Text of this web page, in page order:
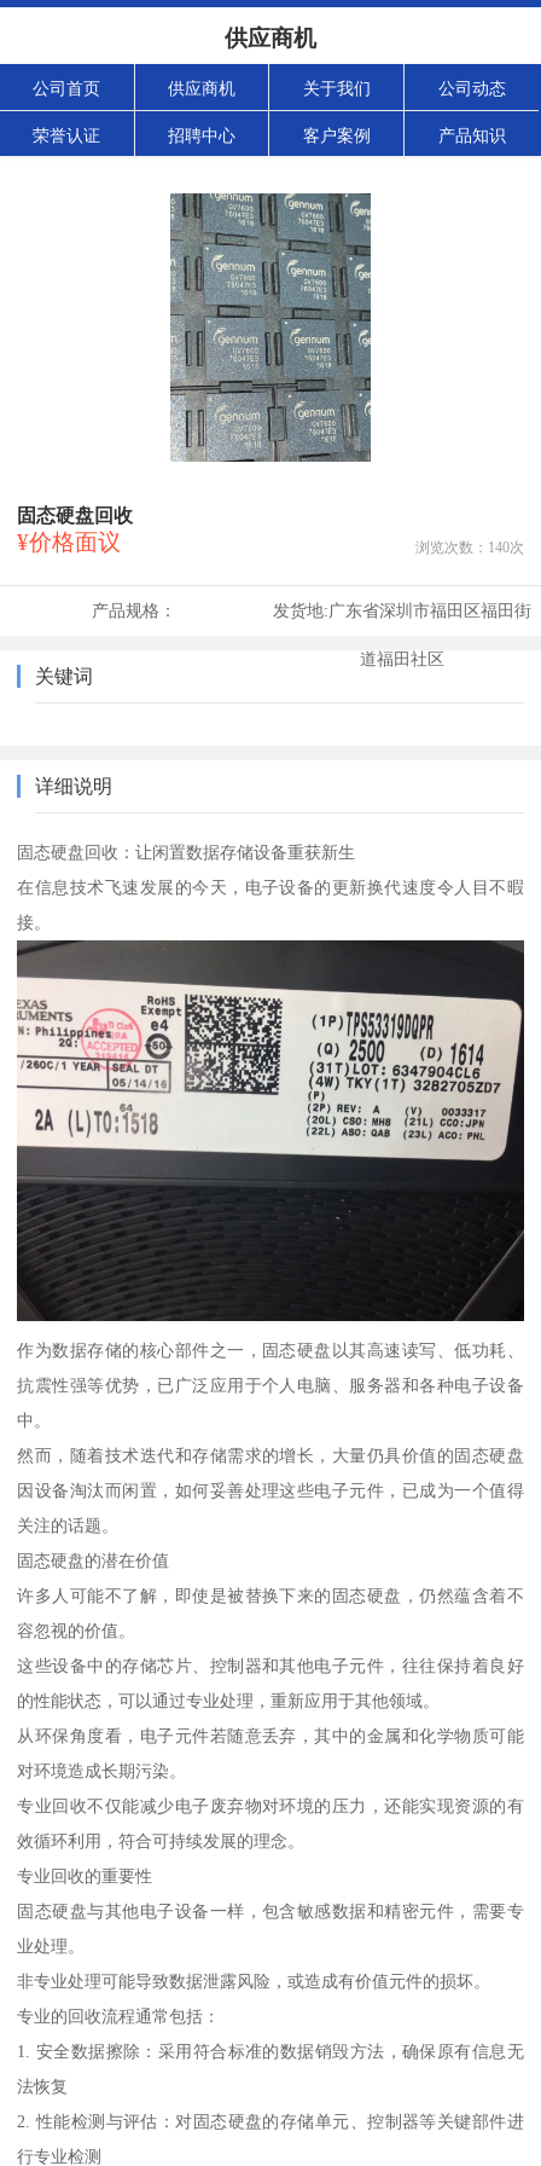
供应商机
公司首页 供应商机 关于我们 公司动态
荣誉认证 招聘中心 客户案例 产品知识
固态硬盘回收
¥价格面议 浏览次数： 140次
产品规格： 发货地:广东省深圳市福田区福田街
道福田社区
关键词
详细说明
固态硬盘回收：让闲置数据存储设备重获新生
在信息技术飞速发展的今天，电子设备的更新换代速度令人目不暇
接。
作为数据存储的核心部件之一，固态硬盘以其高速读写、低功耗、
抗震性强等优势，已广泛应用于个人电脑、服务器和各种电子设备
中。
然而，随着技术迭代和存储需求的增长，大量仍具价值的固态硬盘
因设备淘汰而闲置，如何妥善处理这些电子元件，已成为一个值得
关注的话题。
固态硬盘的潜在价值
许多人可能不了解，即使是被替换下来的固态硬盘，仍然蕴含着不
容忽视的价值。
这些设备中的存储芯片、控制器和其他电子元件，往往保持着良好
的性能状态，可以通过专业处理，重新应用于其他领域。
从环保角度看，电子元件若随意丢弃，其中的金属和化学物质可能
对环境造成长期污染。
专业回收不仅能减少电子废弃物对环境的压力，还能实现资源的有
效循环利用，符合可持续发展的理念。
专业回收的重要性
固态硬盘与其他电子设备一样，包含敏感数据和精密元件，需要专
业处理。
非专业处理可能导致数据泄露风险，或造成有价值元件的损坏。
专业的回收流程通常包括：
1. 安全数据擦除：采用符合标准的数据销毁方法，确保原有信息无
法恢复
2. 性能检测与评估：对固态硬盘的存储单元、控制器等关键部件进
行专业检测